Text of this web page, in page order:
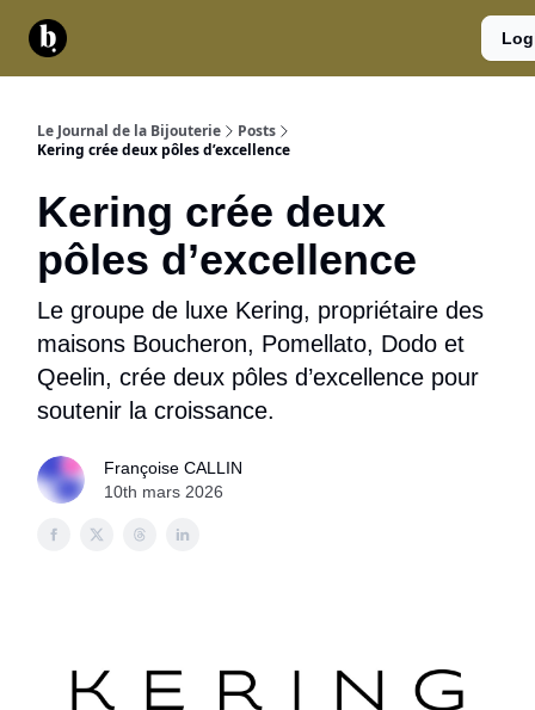
Le Journal de la Bijouterie
Posts
Kering crée deux pôles d’excellence
Kering crée deux
pôles d’excellence
Le groupe de luxe Kering, propriétaire des
maisons Boucheron, Pomellato, Dodo et
Qeelin, crée deux pôles d’excellence pour
soutenir la croissance.
Françoise CALLIN
10th mars 2026